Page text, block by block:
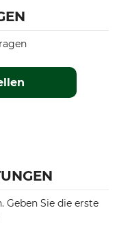
Geben Sie die erste